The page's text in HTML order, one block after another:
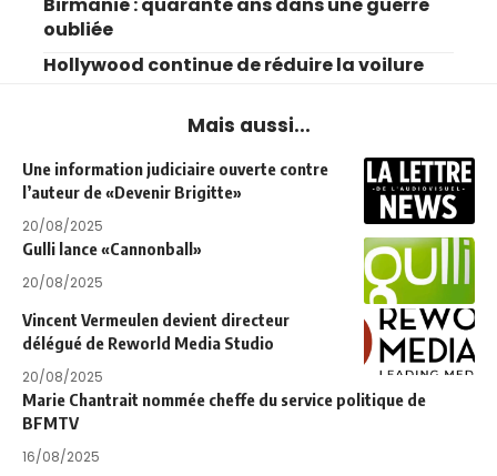
oubliée
Hollywood continue de réduire la voilure
Mais aussi...
Une information judiciaire ouverte contre
l’auteur de «Devenir Brigitte»
20/08/2025
Gulli lance «Cannonball»
20/08/2025
Vincent Vermeulen devient directeur
délégué de Reworld Media Studio
20/08/2025
Marie Chantrait nommée cheffe du service politique de
BFMTV
16/08/2025